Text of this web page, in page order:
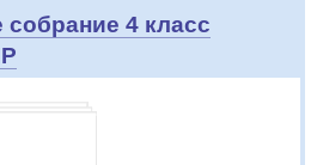
собрание 4 класс